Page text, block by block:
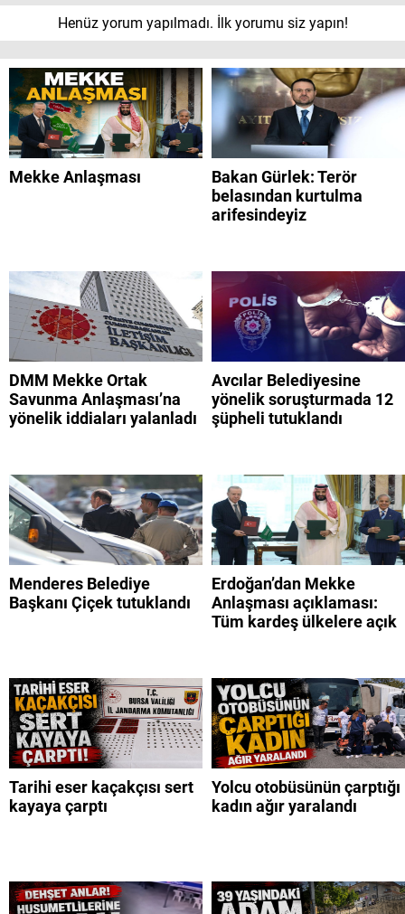
Henüz yorum yapılmadı. İlk yorumu siz yapın!
Mekke Anlaşması
Bakan Gürlek: Terör
belasından kurtulma
arifesindeyiz
DMM Mekke Ortak
Savunma Anlaşması’na
yönelik iddiaları yalanladı
Avcılar Belediyesine
yönelik soruşturmada 12
şüpheli tutuklandı
Menderes Belediye
Başkanı Çiçek tutuklandı
Erdoğan’dan Mekke
Anlaşması açıklaması:
Tüm kardeş ülkelere açık
Tarihi eser kaçakçısı sert
kayaya çarptı
Yolcu otobüsünün çarptığı
kadın ağır yaralandı